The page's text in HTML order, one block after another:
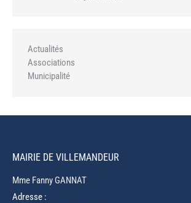
Actualités
Associations
Municipalité
MAIRIE DE VILLEMANDEUR
Mme Fanny GANNAT
Adresse :